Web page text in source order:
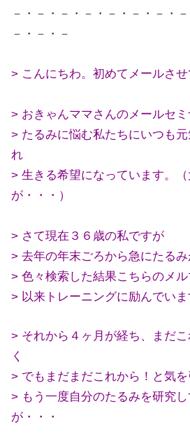
－・－・－・－・－・－・－・
－・－・－
> こんにちわ。初めてメールさせ
> おきゃんママさんのメールセミ
> たるみに悩む私たちにいつも元
れ
> 生きる希望になっています。
が・・・）
> さて現在３６歳の私ですが
> 去年の年末ごろから急にたる
> 色々検索した結果こちらのメ
> 以来トレーニングに励んでいま
> それから４ヶ月が経ち、まだ
く
> でもまだまだこれから！と気を
> もう一度自分のたるみを研究
が・・・